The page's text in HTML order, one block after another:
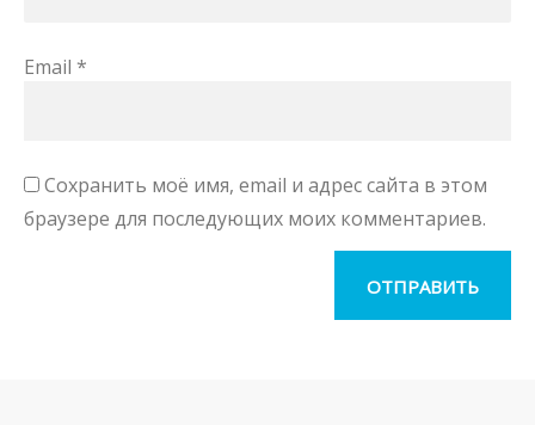
Email *
Сохранить моё имя, email и адрес сайта в этом
браузере для последующих моих комментариев.